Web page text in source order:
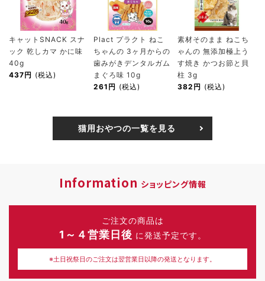
キャットSNACK スナ
ック 乾しカマ かに味
40g
437円 (税込)
Plact プラクト ねこ
ちゃんの 3ヶ月からの
歯みがきデンタルガム
まぐろ味 10g
261円 (税込)
素材そのまま ねこち
ゃんの 無添加極上う
す焼き かつお節と貝
柱 3g
382円 (税込)
猫用おやつの一覧を見る
Information ショッピング情報
ご注文の商品は
1～４営業日後 に発送予定です。
※土日祝祭日のご注文は翌営業日以降の発送となります。